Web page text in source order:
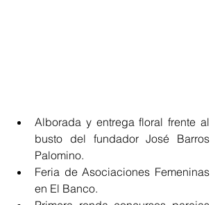
Alborada y entrega floral frente al
busto del fundador José Barros
Palomino.
Feria de Asociaciones Femeninas
en El Banco.